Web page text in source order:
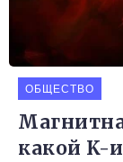
ОБЩЕСТВО
какой K-